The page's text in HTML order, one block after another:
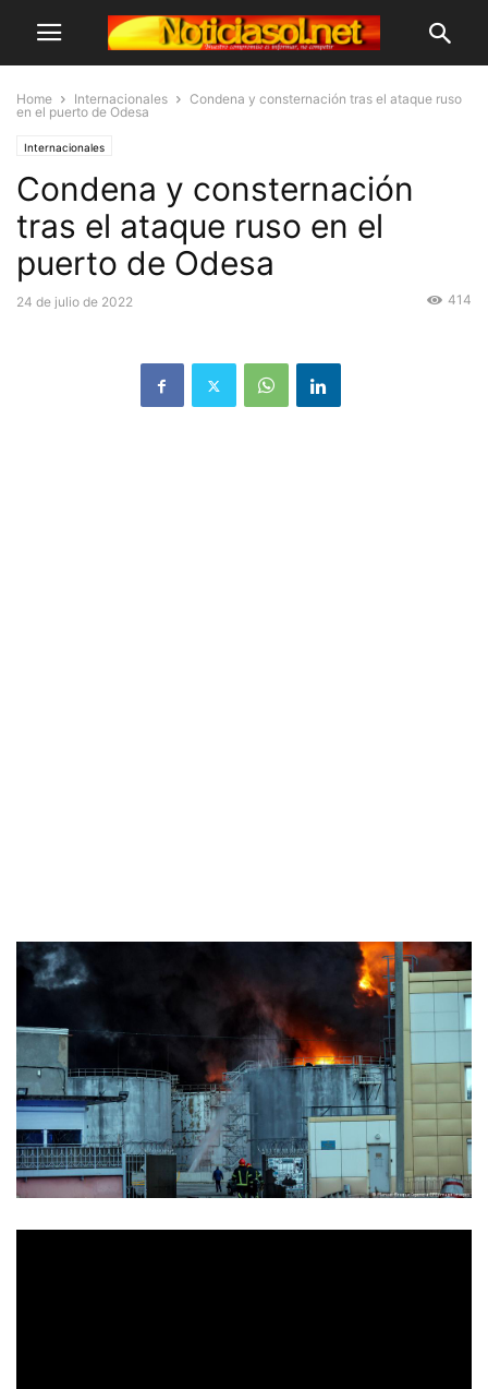
Home Internacionales
Condena y consternación tras el ataque ruso
en el puerto de Odesa
Internacionales
Condena y consternación
tras el ataque ruso en el
puerto de Odesa
24 de julio de 2022 414